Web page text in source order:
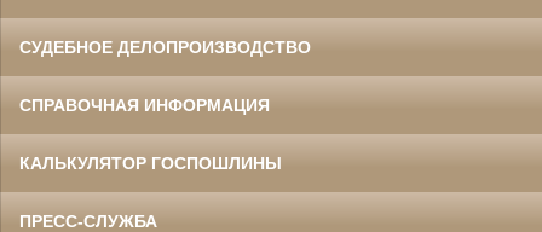
СУДЕБНОЕ ДЕЛОПРОИЗВОДСТВО
СПРАВОЧНАЯ ИНФОРМАЦИЯ
КАЛЬКУЛЯТОР ГОСПОШЛИНЫ
ПРЕСС-СЛУЖБА